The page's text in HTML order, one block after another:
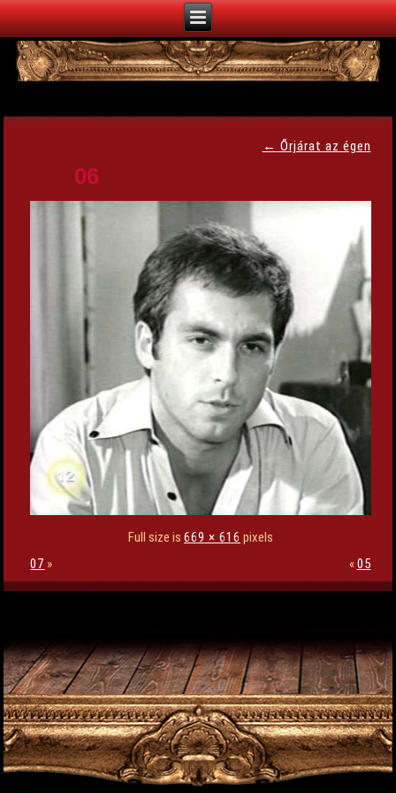
← Őrjárat az égen
06
Full size is 669 × 616 pixels
07 » «05